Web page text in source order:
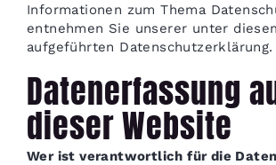
Informationen zum Thema
entnehmen Sie unserer unter
aufgeführten Datenschutzerklärung.
Datenerfassung
dieser Website
Wer ist verantwortlich für die